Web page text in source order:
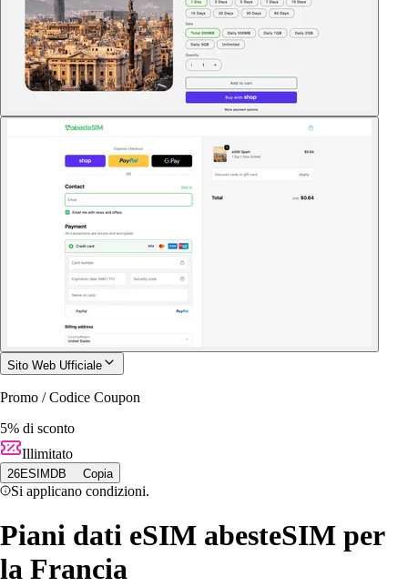
Sito Web Ufficiale
Promo / Codice Coupon
5% di sconto
Illimitato
26ESIMDB Copia
Si applicano condizioni.
Piani dati eSIM abesteSIM per
la Francia